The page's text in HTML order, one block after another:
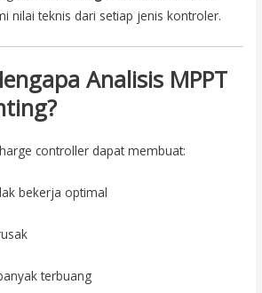
nilai teknis dari setiap jenis kontroler.
Analisis MPPT
controller dapat membuat:
bekerja optimal
terbuang